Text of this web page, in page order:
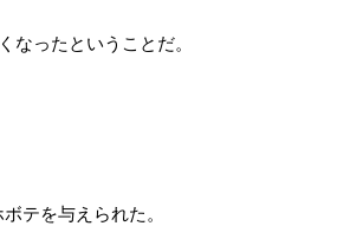
ったということだ。
テを与えられた。